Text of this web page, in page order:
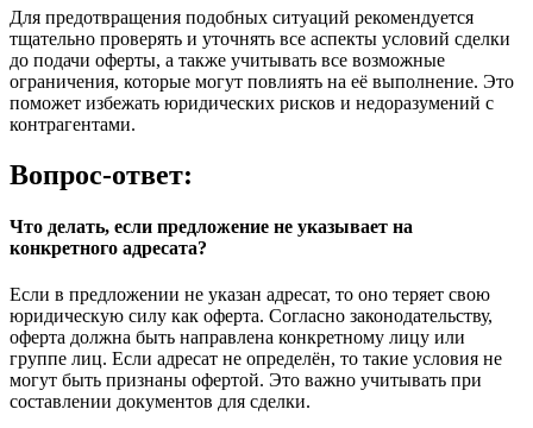
Для предотвращения подобных ситуаций рекомендуется
тщательно проверять и уточнять все аспекты условий сделки
до подачи оферты, а также учитывать все возможные
ограничения, которые могут повлиять на её выполнение. Это
поможет избежать юридических рисков и недоразумений с
контрагентами.
Вопрос-ответ:
Что делать, если предложение не указывает на
конкретного адресата?
Если в предложении не указан адресат, то оно теряет свою
юридическую силу как оферта. Согласно законодательству,
оферта должна быть направлена конкретному лицу или
группе лиц. Если адресат не определён, то такие условия не
могут быть признаны офертой. Это важно учитывать при
составлении документов для сделки.